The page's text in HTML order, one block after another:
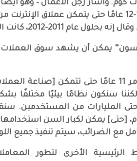
الأمر استغرق 11-12 عامًا حتى يتمكن
كانت الشركة “أكثر نضجًا بكثير، وأكثر واقعية.”
يمكن أن يشهد سوق العملات
“قد يستغرق الأمر 11 عامًا حتى تتمكن
عام 2017، لكننا سنكون نظامًا بيئيًا
حتى المليارات من المستخدمين.
[حتى] يمكن لكبار السن
مع الضرائب، سيتم تنفيذ جميع
الرئيسية الأخرى لتطور